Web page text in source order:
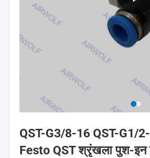
QST-G3/8-16 QST-G1/
Festo QST श्रृंखला पुश-इन